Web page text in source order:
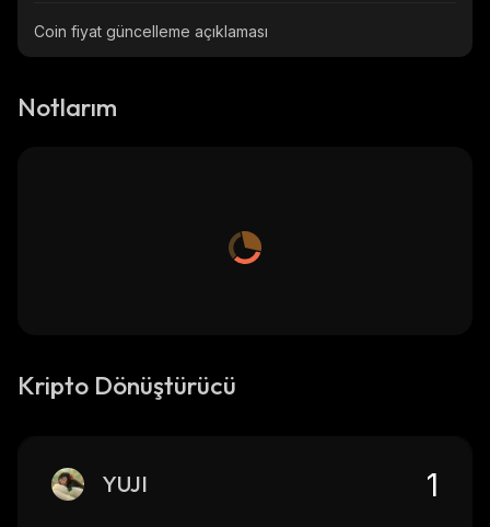
Coin fiyat güncelleme açıklaması
Notlarım
Kripto Dönüştürücü
YUJI